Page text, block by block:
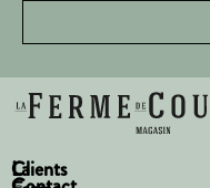
La
Clients